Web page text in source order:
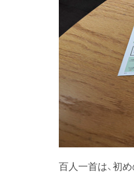
百人一首は、初